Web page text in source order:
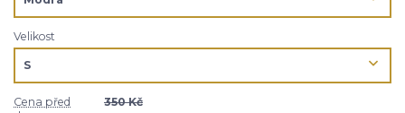
Velikost
Cena před
350 Kč